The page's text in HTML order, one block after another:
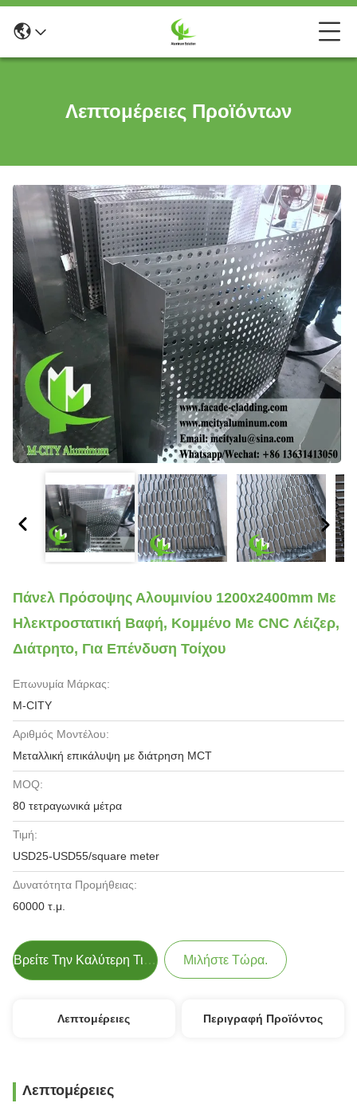
Λεπτομέρειες Προϊόντων
Πάνελ Πρόσοψης Αλουμινίου 1200x2400mm Με
Ηλεκτροστατική Βαφή, Κομμένο Με CNC Λέιζερ,
Διάτρητο, Για Επένδυση Τοίχου
Επωνυμία Μάρκας:
M-CITY
Αριθμός Μοντέλου:
Μεταλλική επικάλυψη με διάτρηση MCT
MOQ:
80 τετραγωνικά μέτρα
Τιμή:
USD25-USD55/square meter
Δυνατότητα Προμήθειας:
60000 τ.μ.
Βρείτε Την Καλύτερη Τιμή Μιλήστε Τώρα.
Λεπτομέρειες Περιγραφή Προϊόντος
Λεπτομέρειες